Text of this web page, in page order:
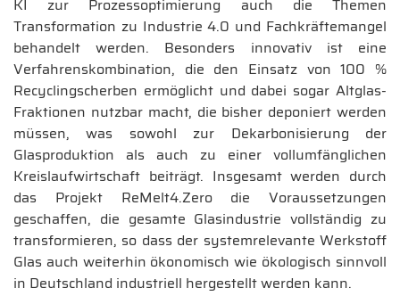
KI zur Prozessoptimierung auch die Themen
Transformation zu Industrie 4.0 und Fachkräftemangel
behandelt werden. Besonders innovativ ist eine
Verfahrenskombination, die den Einsatz von 100 %
Recyclingscherben ermöglicht und dabei sogar Altglas-
Fraktionen nutzbar macht, die bisher deponiert werden
müssen, was sowohl zur Dekarbonisierung der
Glasproduktion als auch zu einer vollumfänglichen
Kreislaufwirtschaft beiträgt. Insgesamt werden durch
das Projekt ReMelt4.Zero die Voraussetzungen
geschaffen, die gesamte Glasindustrie vollständig zu
transformieren, so dass der systemrelevante Werkstoff
Glas auch weiterhin ökonomisch wie ökologisch sinnvoll
in Deutschland industriell hergestellt werden kann.